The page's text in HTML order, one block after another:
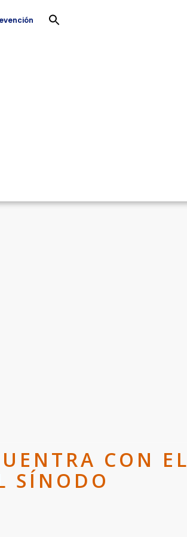
CON EL
SÍNODO